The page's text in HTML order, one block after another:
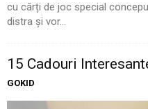
cu cărți de joc special
distra și vor...
15 Cadouri
GOKID